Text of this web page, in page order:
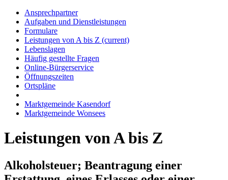
Ansprechpartner
Aufgaben und Dienstleistungen
Formulare
Leistungen von A bis Z (current)
Lebenslagen
Häufig gestellte Fragen
Online-Bürgerservice
Öffnungszeiten
Ortspläne
Marktgemeinde Kasendorf
Marktgemeinde Wonsees
Leistungen von A bis Z
Alkoholsteuer; Beantragung einer